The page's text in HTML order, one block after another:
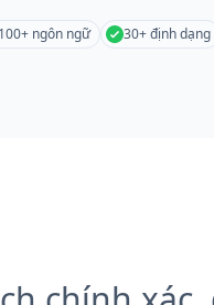
ngôn ngữ 30+ định dạng